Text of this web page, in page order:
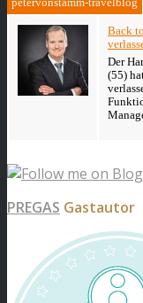
petervonstamm-travelblog
Back
Der
(55)
PREGAS Gastautor